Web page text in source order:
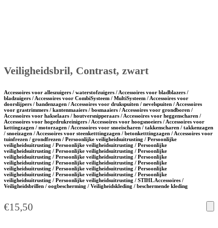
Veiligheidsbril, Contrast, zwart
Accessoires voor alleszuigers / waterstofzuigers / Accessoires voor bladblazers /
bladzuigers / Accessoires voor CombiSysteem / MultiSysteem / Accessoires voor
doorslijpers / bandenzagen / Accessoires voor drukspuiten / nevelspuiten / Accessoires
voor grastrimmers / kantenmaaiers / bosmaaiers / Accessoires voor grondboren /
Accessoires voor hakselaars / houtversnipperaars / Accessoires voor heggenscharen /
Accessoires voor hogedrukreinigers / Accessoires voor hoogsnoeiers / Accessoires voor
kettingzagen / motorzagen / Accessoires voor snoeischaren / takkenscharen / takkenzagen
/ snoeizagen / Accessoires voor steenketttingzagen / betonketttingzagen / Accessoires voor
tuinfrezen / grondfrezen / Persoonlijke veiligheidsuitrusting / Persoonlijke
veiligheidsuitrusting / Persoonlijke veiligheidsuitrusting / Persoonlijke
veiligheidsuitrusting / Persoonlijke veiligheidsuitrusting / Persoonlijke
veiligheidsuitrusting / Persoonlijke veiligheidsuitrusting / Persoonlijke
veiligheidsuitrusting / Persoonlijke veiligheidsuitrusting / Persoonlijke
veiligheidsuitrusting / Persoonlijke veiligheidsuitrusting / Persoonlijke
veiligheidsuitrusting / Persoonlijke veiligheidsuitrusting / Persoonlijke
veiligheidsuitrusting / Persoonlijke veiligheidsuitrusting / STIHL Accessoires /
Veiligheidsbrillen / oogbescherming / Veiligheidskleding / beschermende kleding
€15,50